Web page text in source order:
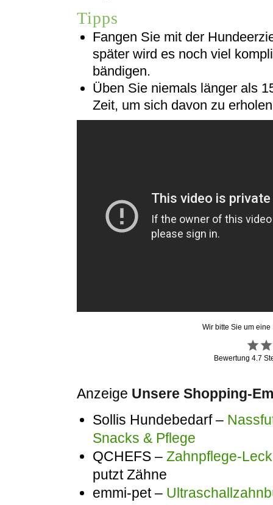
Tipps
Fangen Sie mit der
später wird es noch viel
bändigen.
Üben Sie niemals länger als
Zeit, um sich davon zu
Wir bitte Sie um
Bewertung4.7
Anzeige Unsere Shopping-
Sollis Hundebedarf –
Snacks & Pflege
QCHEFS – Zahnpflege-
putzt Zähne
emmi-pet –